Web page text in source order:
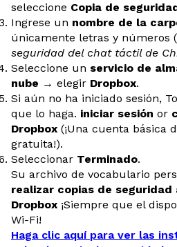
seleccione Copia de
Ingrese un nombre de la
únicamente letras y números
seguridad del chat táctil de
Seleccione un servicio de
nube → elegir Dropbox.
Si aún no ha iniciado sesión,
que lo haga. iniciar sesión or
Dropbox (¡Una cuenta básica
gratuita!).
Seleccionar Terminado.
Su archivo de vocabulario
realizar copias de
Dropbox ¡Siempre que el
Wi-Fi!
Haga clic aquí para ver las